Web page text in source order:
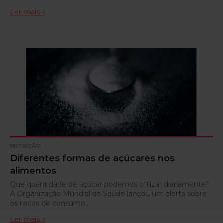
Ler mais >
NUTRIÇÃO
Diferentes formas de açúcares nos
alimentos
Que quantidade de açúcar podemos utilizar diariamente?
A Organização Mundial de Saúde lançou um alerta sobre
os riscos do consumo…
Ler mais >